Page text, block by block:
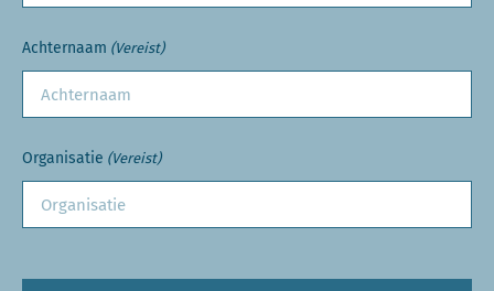
Achternaam (Vereist)
Organisatie (Vereist)